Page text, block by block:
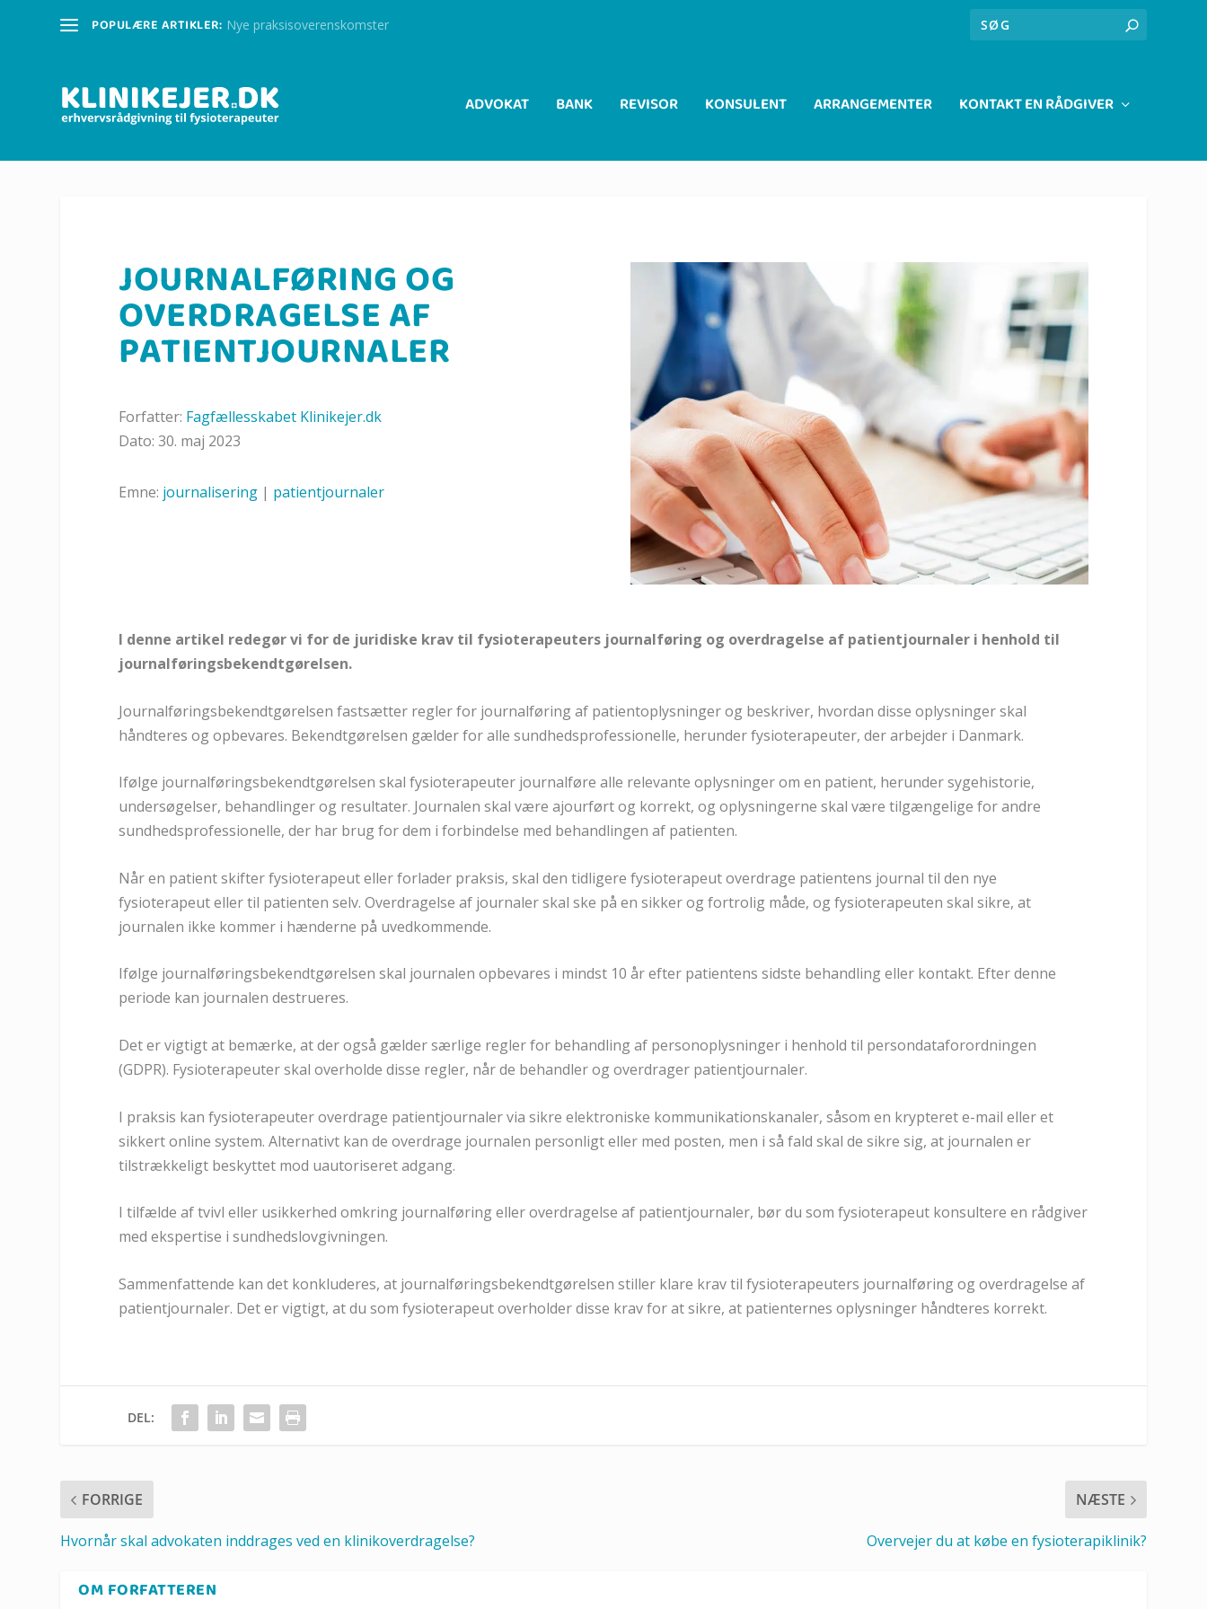
POPULÆRE ARTIKLER: Nye praksisoverenskomster
ADVOKAT BANK REVISOR KONSULENT ARRANGEMENTER KONTAKT EN RÅDGIVER
JOURNALFØRING OG
OVERDRAGELSE AF
PATIENTJOURNALER
Forfatter: Fagfællesskabet Klinikejer.dk
Dato: 30. maj 2023
Emne: journalisering | patientjournaler
I denne artikel redegør vi for de juridiske krav til fysioterapeuters journalføring og overdragelse af patientjournaler i henhold til
journalføringsbekendtgørelsen.
Journalføringsbekendtgørelsen fastsætter regler for journalføring af patientoplysninger og beskriver, hvordan disse oplysninger skal
håndteres og opbevares. Bekendtgørelsen gælder for alle sundhedsprofessionelle, herunder fysioterapeuter, der arbejder i Danmark.
Ifølge journalføringsbekendtgørelsen skal fysioterapeuter journalføre alle relevante oplysninger om en patient, herunder sygehistorie,
undersøgelser, behandlinger og resultater. Journalen skal være ajourført og korrekt, og oplysningerne skal være tilgængelige for andre
sundhedsprofessionelle, der har brug for dem i forbindelse med behandlingen af patienten.
Når en patient skifter fysioterapeut eller forlader praksis, skal den tidligere fysioterapeut overdrage patientens journal til den nye
fysioterapeut eller til patienten selv. Overdragelse af journaler skal ske på en sikker og fortrolig måde, og fysioterapeuten skal sikre, at
journalen ikke kommer i hænderne på uvedkommende.
Ifølge journalføringsbekendtgørelsen skal journalen opbevares i mindst 10 år efter patientens sidste behandling eller kontakt. Efter denne
periode kan journalen destrueres.
Det er vigtigt at bemærke, at der også gælder særlige regler for behandling af personoplysninger i henhold til persondataforordningen
(GDPR). Fysioterapeuter skal overholde disse regler, når de behandler og overdrager patientjournaler.
I praksis kan fysioterapeuter overdrage patientjournaler via sikre elektroniske kommunikationskanaler, såsom en krypteret e-mail eller et
sikkert online system. Alternativt kan de overdrage journalen personligt eller med posten, men i så fald skal de sikre sig, at journalen er
tilstrækkeligt beskyttet mod uautoriseret adgang.
I tilfælde af tvivl eller usikkerhed omkring journalføring eller overdragelse af patientjournaler, bør du som fysioterapeut konsultere en rådgiver
med ekspertise i sundhedslovgivningen.
Sammenfattende kan det konkluderes, at journalføringsbekendtgørelsen stiller klare krav til fysioterapeuters journalføring og overdragelse af
patientjournaler. Det er vigtigt, at du som fysioterapeut overholder disse krav for at sikre, at patienternes oplysninger håndteres korrekt.
DEL:
FORRIGE
Hvornår skal advokaten inddrages ved en klinikoverdragelse?
NÆSTE
Overvejer du at købe en fysioterapiklinik?
OM FORFATTEREN